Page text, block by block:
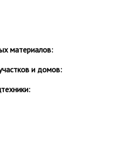
материалов:
и домов: